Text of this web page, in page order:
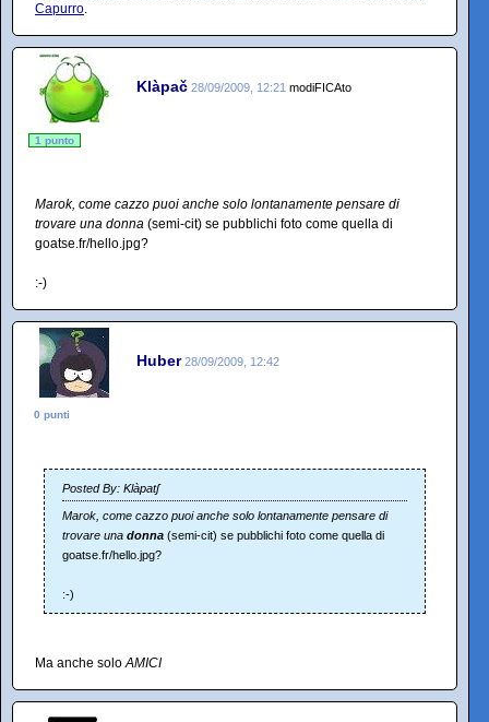
Capurro.
Klàpač 28/09/2009, 12:21 modiFICAto
1 punto
Marok, come cazzo puoi anche solo lontanamente pensare di
trovare una donna (semi-cit) se pubblichi foto come quella di
goatse.fr/hello.jpg?
:-)
Huber 28/09/2009, 12:42
0 punti
Posted By: Klàpatʃ
Marok, come cazzo puoi anche solo lontanamente pensare di
trovare una donna (semi-cit) se pubblichi foto come quella di
goatse.fr/hello.jpg?
:-)
Ma anche soloAMICI